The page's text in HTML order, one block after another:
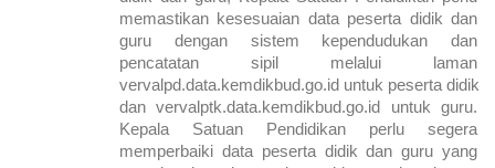
memastikan kesesuaian data peserta didik dan
guru dengan sistem kependudukan dan
pencatatan sipil melalui laman
vervalpd.data.kemdikbud.go.id untuk peserta didik
dan vervalptk.data.kemdikbud.go.id untuk guru.
Kepala Satuan Pendidikan perlu segera
memperbaiki data peserta didik dan guru yang